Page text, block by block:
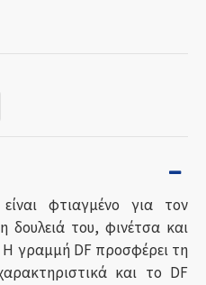
φτιαγμένο για τον
δουλειά του, φινέτσα και
γραμμή DF προσφέρει τη
και το DF